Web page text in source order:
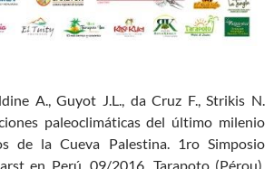
A., Guyot J.L., da Cruz F., Strikis N.
paleoclimáticas del último milenio
de la Cueva Palestina. 1ro Simposio
en Perú. 09/2016, Tarapoto (Pérou).